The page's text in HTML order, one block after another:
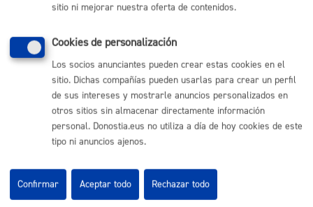
Trámites económicos
Turismo
Vehículos
sitio ni mejorar nuestra oferta de contenidos.
Cookies de personalización
Los socios anunciantes pueden crear estas cookies en el
sitio. Dichas compañías pueden usarlas para crear un perfil
de sus intereses y mostrarle anuncios personalizados en
otros sitios sin almacenar directamente información
personal. Donostia.eus no utiliza a día de hoy cookies de este
tipo ni anuncios ajenos.
Rechazar todo
Confirmar Aceptar todo